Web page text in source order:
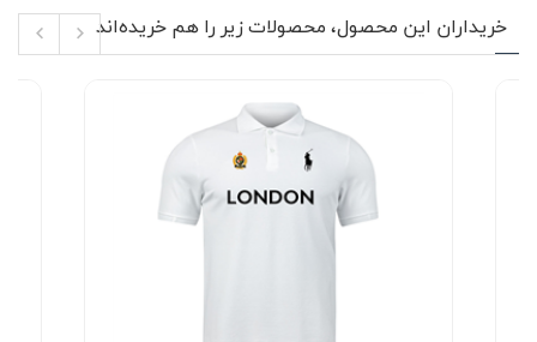
تأثیر را در استایل داشته باشند. این مدل برای آقایانی که
لباس‌های مینیمال اما خوش‌فرم را ترجیح می‌دهند، انتخاب
جذابی خواهد بود و حتی خانم‌ها نیز می‌توانند آن را در استایل
✨ ویژگی‌های محصول
پارچه جودون با بافت تنفس‌پذیر و مناسب استفاده
رنگ بنفش خاص با قابلیت ست شدن با رنگ‌های خنثی
خریداران این محصول، محصولات زیر را هم خریده‌اند